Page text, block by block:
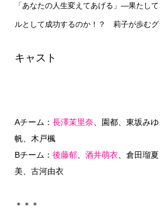
「あなたの人生変えてあげる」―果たし
ルとして成功するのか！？ 莉子が歩むグ
キャスト
Aチーム： 長澤茉里奈 、園都、東坂み
帆、木戸楓
Bチーム： 後藤郁、 酒井萌衣、倉田瑠
美、古河由衣
＊＊＊